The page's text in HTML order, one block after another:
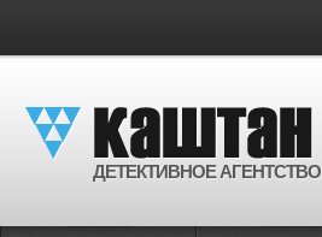
ДЕТЕКТИВНОЕ АГЕНТСТВО